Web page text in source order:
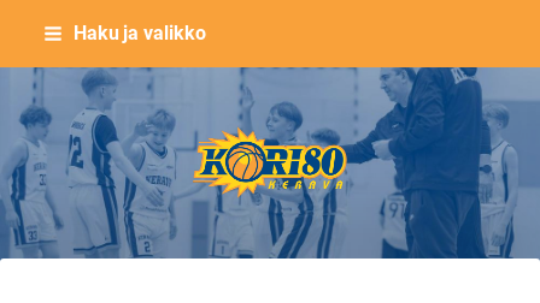
Siirry
sisältöön
Haku ja valikko
Keravan Kori-80 ry